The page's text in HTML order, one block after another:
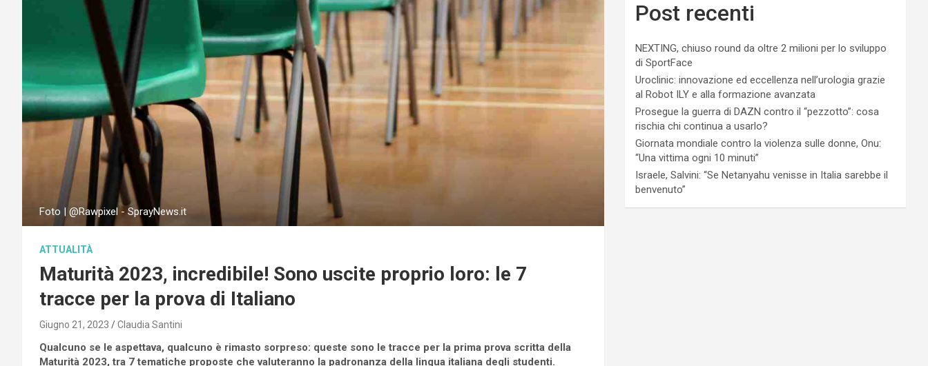
Foto | @Rawpixel - SprayNews.it
ATTUALITÀ
Maturità 2023, incredibile! Sono uscite proprio loro: le 7
tracce per la prova di Italiano
Giugno 21, 2023 Claudia Santini
Qualcuno se le aspettava, qualcuno è rimasto sorpreso: queste sono le tracce per la prima prova scritta della
Maturità 2023, tra 7 tematiche proposte che valuteranno la padronanza della lingua italiana degli studenti.
Post recenti
NEXTING, chiuso round da oltre 2 milioni per lo sviluppo
di SportFace
Uroclinic: innovazione ed eccellenza nell’urologia grazie
al Robot ILY e alla formazione avanzata
Prosegue la guerra di DAZN contro il “pezzotto”: cosa
rischia chi continua a usarlo?
Giornata mondiale contro la violenza sulle donne, Onu:
“Una vittima ogni 10 minuti”
Israele, Salvini: “Se Netanyahu venisse in Italia sarebbe il
benvenuto”